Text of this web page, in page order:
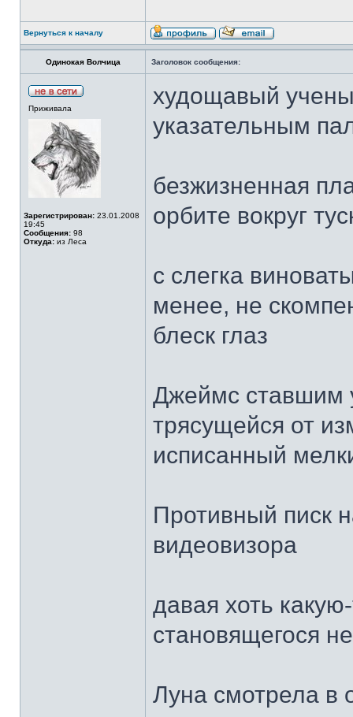
Вернуться к началу
Одинокая Волчица Заголовок сообщения:
Приживала
Зарегистрирован: 23.01.2008
19:45
Сообщения: 98
Откуда: из Леса
худощавый
указательным
безжизненная
орбите вокруг
с слегка
менее, не
блеск глаз
Джеймс ставшим
трясущейся от
исписанный
Противный писк
видеовизора
давая хоть
становящегося
Луна смотрела в